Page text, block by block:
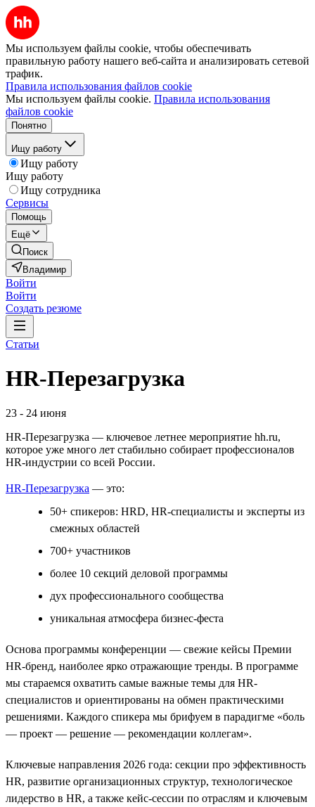
Мы используем файлы cookie, чтобы обеспечивать
правильную работу нашего веб-сайта и анализировать сетевой
трафик.
Правила использования файлов cookie
Мы используем файлы cookie. Правила использования
файлов cookie
Понятно
Ищу работу
Ищу работу
Ищу работу
Ищу сотрудника
Сервисы
Помощь
Ещё
Поиск
Владимир
Войти
Войти
Создать резюме
Статьи
HR-Перезагрузка
23 - 24 июня
HR-Перезагрузка — ключевое летнее мероприятие hh.ru,
которое уже много лет стабильно собирает профессионалов
HR-индустрии со всей России.
HR-Перезагрузка — это:
50+ спикеров: HRD, HR-специалисты и эксперты из
смежных областей
700+ участников
более 10 секций деловой программы
дух профессионального сообщества
уникальная атмосфера бизнес-феста
Основа программы конференции — свежие кейсы Премии
HR-бренд, наиболее ярко отражающие тренды. В программе
мы стараемся охватить самые важные темы для HR-
специалистов и ориентированы на обмен практическими
решениями. Каждого спикера мы брифуем в парадигме «боль
— проект — решение — рекомендации коллегам».
Ключевые направления 2026 года: секции про эффективность
HR, развитие организационных структур, технологическое
лидерство в HR, а также кейс-сессии по отраслям и ключевым